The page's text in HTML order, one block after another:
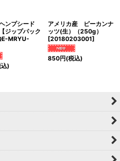
ンプシード
ジップパック
MRYU-
)
アメリカ産 ピーカンナ
ッツ(生）（250g）
[20180203001]
850円(税込)